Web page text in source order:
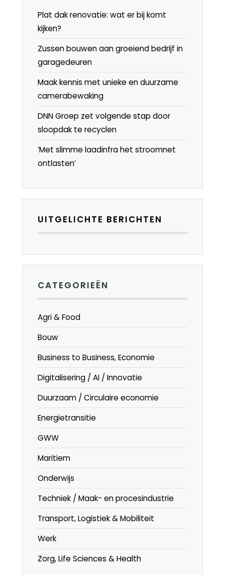
Plat dak renovatie: wat er bij komt
kijken?
Zussen bouwen aan groeiend bedrijf in
garagedeuren
Maak kennis met unieke en duurzame
camerabewaking
DNN Groep zet volgende stap door
sloopdak te recyclen
‘Met slimme laadinfra het stroomnet
ontlasten’
UITGELICHTE BERICHTEN
CATEGORIEËN
Agri & Food
Bouw
Business to Business, Economie
Digitalisering / AI / Innovatie
Duurzaam / Circulaire economie
Energietransitie
GWW
Maritiem
Onderwijs
Techniek / Maak- en procesindustrie
Transport, Logistiek & Mobiliteit
Werk
Zorg, Life Sciences & Health